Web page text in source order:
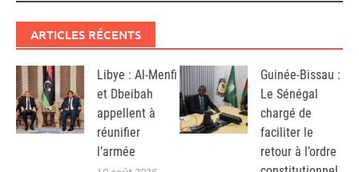
ARTICLES RÉCENTS
Libye : Al-Menfi
et Dbeibah
appellent à
réunifier
l’armée
Guinée-Bissau :
Le Sénégal
chargé de
faciliter le
retour à l’ordre